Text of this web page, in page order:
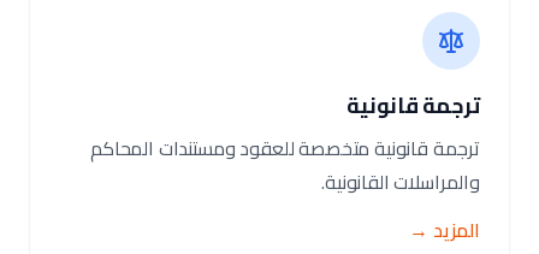
ترجمة قانونية
ترجمة قانونية متخصصة للعقود ومستندات المحاكم
والمراسلات القانونية.
المزيد →